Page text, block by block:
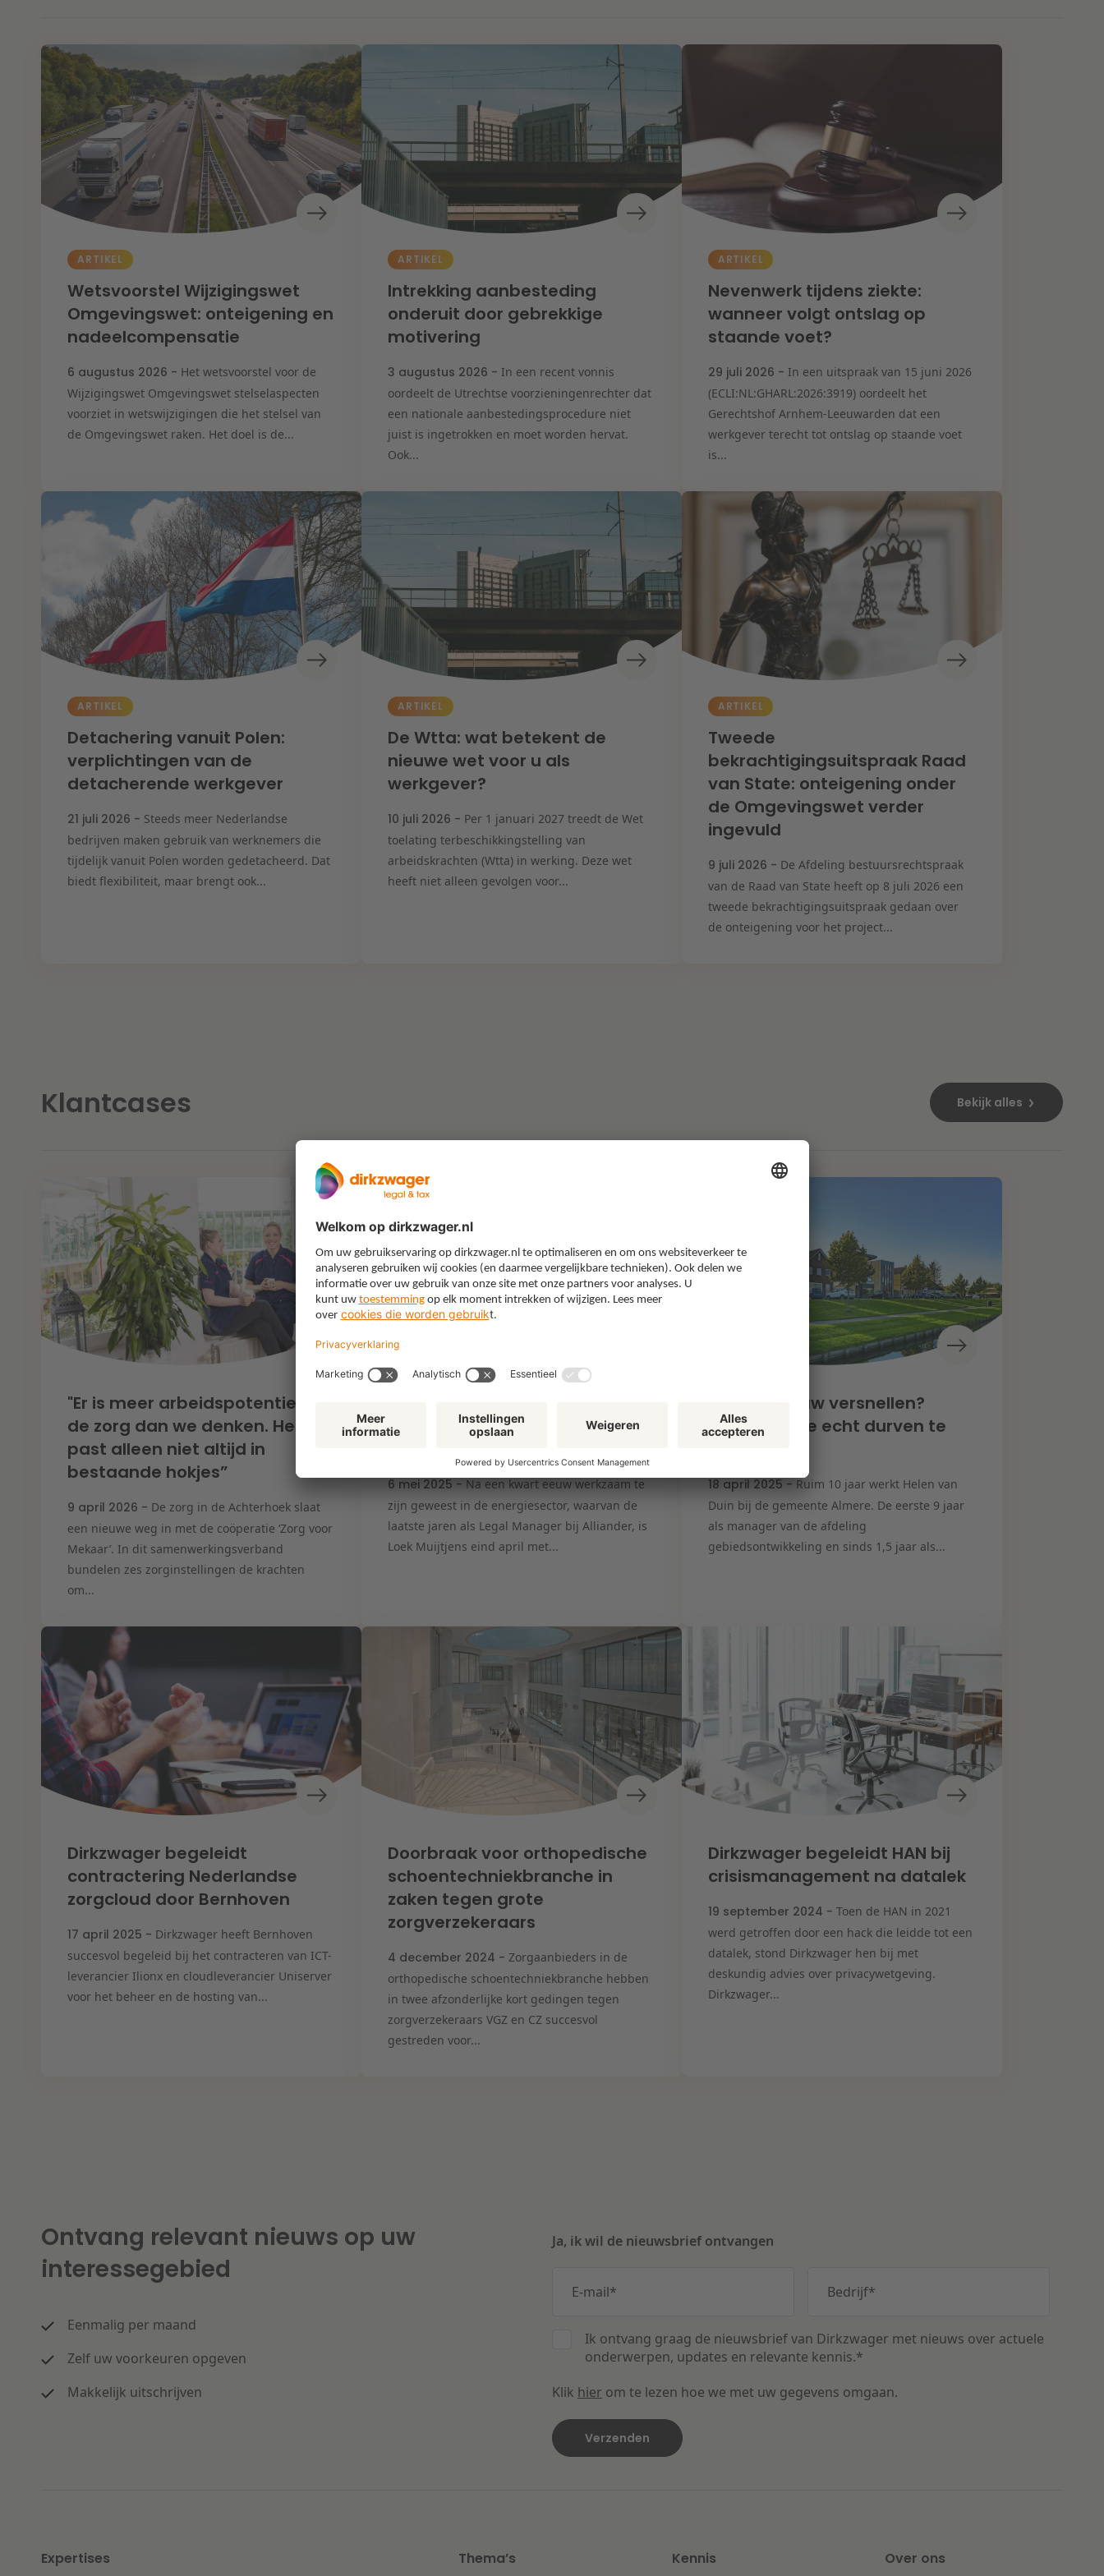
ARTIKEL
Wetsvoorstel Wijzigingswet
Omgevingswet: onteigening en
nadeelcompensatie
6 augustus 2026 - Het wetsvoorstel voor de
Wijzigingswet Omgevingswet stelselaspecten
voorziet in wetswijzigingen die het stelsel van
de Omgevingswet raken. Het doel is de...
ARTIKEL
Intrekking aanbesteding
onderuit door gebrekkige
motivering
3 augustus 2026 - In een recent vonnis
oordeelt de Utrechtse voorzieningenrechter dat
een nationale aanbestedingsprocedure niet
juist is ingetrokken en moet worden hervat.
Ook...
ARTIKEL
Nevenwerk tijdens ziekte:
wanneer volgt ontslag op
staande voet?
29 juli 2026 - In een uitspraak van 15 juni 2026
(ECLI:NL:GHARL:2026:3919) oordeelt het
Gerechtshof Arnhem-Leeuwarden dat een
werkgever terecht tot ontslag op staande voet
is...
ARTIKEL
Detachering vanuit Polen:
verplichtingen van de
detacherende werkgever
21 juli 2026 - Steeds meer Nederlandse
bedrijven maken gebruik van werknemers die
tijdelijk vanuit Polen worden gedetacheerd. Dat
biedt flexibiliteit, maar brengt ook...
ARTIKEL
De Wtta: wat betekent de
nieuwe wet voor u als
werkgever?
10 juli 2026 - Per 1 januari 2027 treedt de Wet
toelating terbeschikkingstelling van
arbeidskrachten (Wtta) in werking. Deze wet
heeft niet alleen gevolgen voor...
ARTIKEL
Tweede
bekrachtigingsuitspraak Raad
van State: onteigening onder
de Omgevingswet verder
ingevuld
9 juli 2026 - De Afdeling bestuursrechtspraak
van de Raad van State heeft op 8 juli 2026 een
tweede bekrachtigingsuitspraak gedaan over
de onteigening voor het project...
Klantcases Bekijk alles
"Er is meer arbeidspotentieel in
de zorg dan we denken. Het
past alleen niet altijd in
bestaande hokjes”
9 april 2026 - De zorg in de Achterhoek slaat
een nieuwe weg in met de coöperatie ‘Zorg voor
Mekaar’. In dit samenwerkingsverband
bundelen zes zorginstellingen de krachten
om...
lessen uit een juridische
6 mei 2025 - Na een kwart eeuw werkzaam te
zijn geweest in de energiesector, waarvan de
laatste jaren als Legal Manager bij Alliander, is
Loek Muijtjens eind april met...
"Woningbouw versnellen?
Alleen als we echt durven te
18 april 2025 - Ruim 10 jaar werkt Helen van
Duin bij de gemeente Almere. De eerste 9 jaar
als manager van de afdeling
gebiedsontwikkeling en sinds 1,5 jaar als...
Dirkzwager begeleidt
contractering Nederlandse
zorgcloud door Bernhoven
17 april 2025 - Dirkzwager heeft Bernhoven
succesvol begeleid bij het contracteren van ICT-
leverancier Ilionx en cloudleverancier Uniserver
voor het beheer en de hosting van...
Doorbraak voor orthopedische
schoentechniekbranche in
zaken tegen grote
zorgverzekeraars
4 december 2024 -Zorgaanbieders in de
orthopedische schoentechniekbranche hebben
in twee afzonderlijke kort gedingen tegen
zorgverzekeraars VGZ en CZ succesvol
gestreden voor...
Dirkzwager begeleidt HAN bij
crisismanagement na datalek
19 september 2024 - Toen de HAN in 2021
werd getroffen door een hack die leidde tot een
datalek, stond Dirkzwager hen bij met
deskundig advies over privacywetgeving.
Dirkzwager...
Ontvang relevant nieuws op uw
interessegebied
Eenmalig per maand
Zelf uw voorkeuren opgeven
Makkelijk uitschrijven
Ja, ik wil de nieuwsbrief ontvangen
E-mail* Bedrijf*
Ik ontvang graag de nieuwsbrief van Dirkzwager met nieuws over actuele
onderwerpen, updates en relevante kennis.*
Klik hier om te lezen hoe we met uw gegevens omgaan.
Expertises Thema’s Kennis Over ons